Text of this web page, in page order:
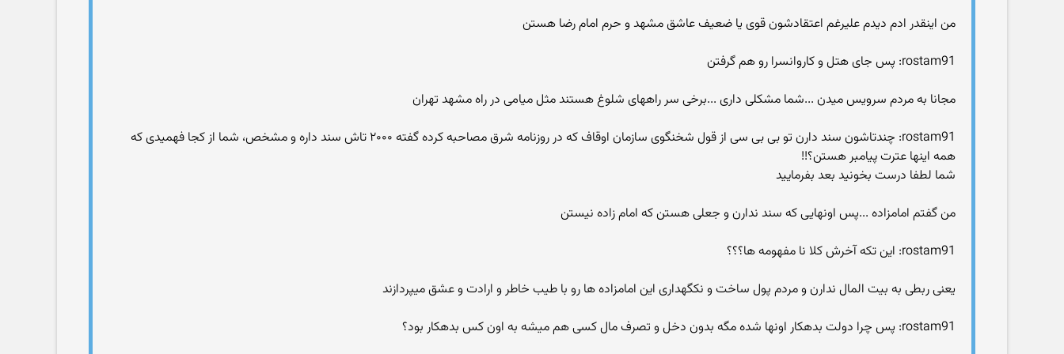
من اینقدر ادم دیدم علیرغم اعتقادشون قوی یا ضعیف عاشق مشهد و حرم امام رضا هستن
rostam91: پس جای هتل و کاروانسرا رو هم گرفتن
مجانا به مردم سرویس میدن ...شما مشکلی داری ...برخی سر راههای شلوغ هستند مثل میامی در راه مشهد تهران
rostam91: چندتاشون سند دارن تو بی بی سی از قول شخنگوی سازمان اوقاف که در روزنامه شرق مصاحبه کرده گفته ۲۰۰۰ تاش سند داره و مشخص، شما از کجا فهمیدی که
همه اینها عترت پیامبر هستن؟!!
شما لطفا درست بخونید بعد بفرمایید
من گفتم امامزاده ...پس اونهایی که سند ندارن و جعلی هستن که امام زاده نیستن
rostam91: این تکه آخرش کلا نا مفهومه ها؟؟؟
یعنی ربطی به بیت المال ندارن و مردم پول ساخت و نکگهداری این امامزاده ها رو با طیب خاطر و ارادت و عشق میپردازند
rostam91: پس چرا دولت بدهکار اونها شده مگه بدون دخل و تصرف مال کسی هم میشه به اون کس بدهکار بود؟